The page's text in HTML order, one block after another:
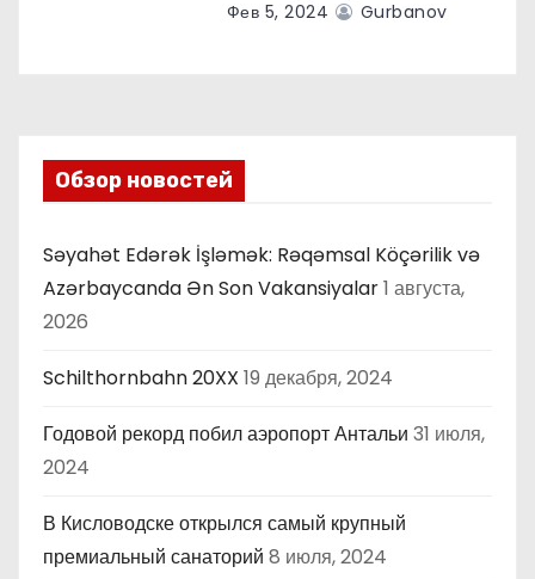
Фев 5, 2024 Gurbanov
Обзор новостей
Səyahət Edərək İşləmək: Rəqəmsal Köçərilik və
Azərbaycanda Ən Son Vakansiyalar1 августа,
2026
Schilthornbahn 20XX 19 декабря, 2024
Годовой рекорд побил аэропорт Антальи 31 июля,
2024
В Кисловодске открылся самый крупный
премиальный санаторий 8 июля, 2024